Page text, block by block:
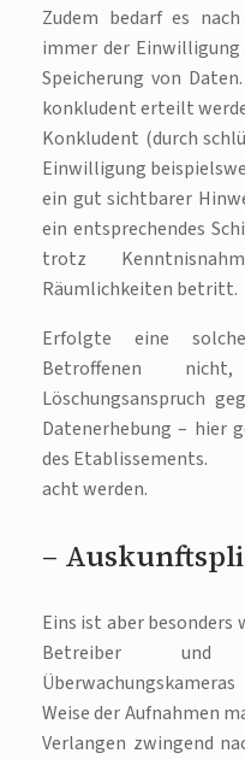
Zudem bedarf es
immer der
Speicherung von
konkludent erteilt
Konkludent (durch
Einwilligung
ein gut sichtbarer
ein entsprechendes
trotz
Räumlichkeiten betritt.
Erfolgte eine
Betroffenen
Löschungsanspruch
Datenerhebung – hier
des Etablissements.
acht werden.
–
Eins ist aber besonders
Betreiber und
Weise der Aufnahmen
Verlangen zwingend